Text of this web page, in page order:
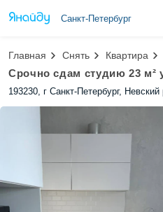
Санкт-Петербург
Главная Снять Квартира
Срочно сдам студию 23 м²
193230, г Санкт-Петербург,